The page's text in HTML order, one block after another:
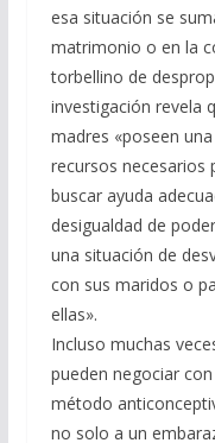
esa situación se
matrimonio o en la
torbellino de
investigación revela
madres «poseen
recursos necesarios
buscar ayuda
desigualdad de
una situación de
con sus maridos o
ellas».
Incluso muchas
pueden negociar
método
no solo a un